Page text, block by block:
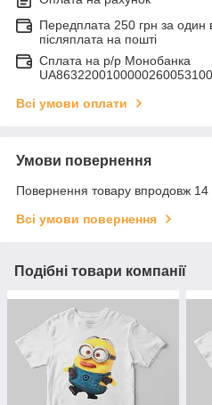
Передплата 250 грн за один
післяплата на пошті
Сплата на р/р Монобанка
Всі умови оплати
Умови повернення
Повернення товару впродовж 14
Всі умови повернення
Подібні товари компанії